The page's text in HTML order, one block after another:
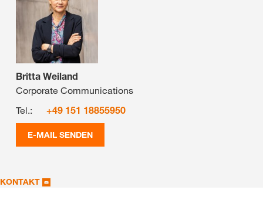
Britta Weiland
Corporate Communications
Tel.:
+49 151 18855950
E-MAIL SENDEN
KONTAKT